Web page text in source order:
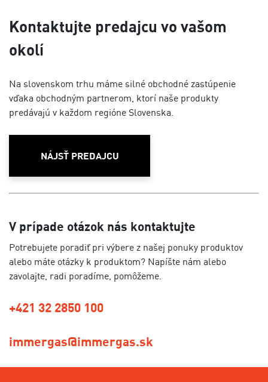
Kontaktujte predajcu vo vašom
okolí
Na slovenskom trhu máme silné obchodné zastúpenie
vďaka obchodným partnerom, ktorí naše produkty
predávajú v každom regióne Slovenska.
NÁJSŤ PREDAJCU
V prípade otázok nás kontaktujte
Potrebujete poradiť pri výbere z našej ponuky produktov
alebo máte otázky k produktom? Napíšte nám alebo
zavolajte, radi poradíme, pomôžeme.
+421 32 2850 100
immergas@immergas.sk